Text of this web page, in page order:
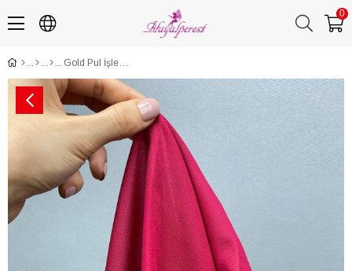
0
Gold Pul İşlemeli Lüx Halay Mendili 1 Adet Bordo